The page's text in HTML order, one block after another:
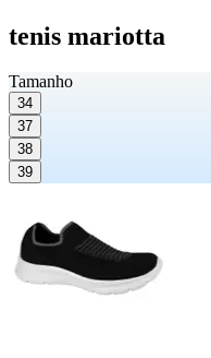
tenis mariotta
Tamanho
34
37
38
39